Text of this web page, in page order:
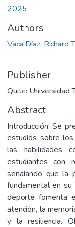
2025
Authors
Vaca Díaz, Richard
Publisher
Quito: Universidad
Abstract
Introducción: Se
estudios sobre
las habilidades
estudiantes con
señalando que la
fundamental en
deporte fomenta
atención, la
y la resiliencia.